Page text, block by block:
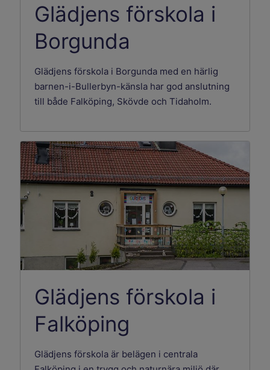
Glädjens förskola i
Borgunda
Glädjens förskola i Borgunda med en härlig
barnen-i-Bullerbyn-känsla har god anslutning
till både Falköping, Skövde och Tidaholm.
Glädjens förskola i
Falköping
Glädjens förskola är belägen i centrala